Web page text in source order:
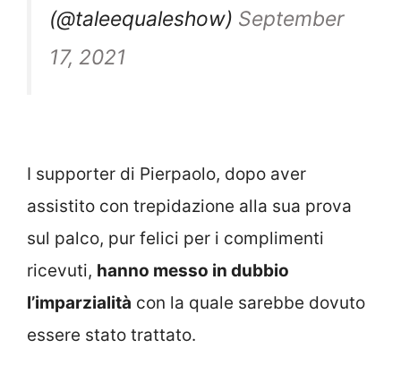
(@taleequaleshow) September
17, 2021
I supporter di Pierpaolo, dopo aver
assistito con trepidazione alla sua prova
sul palco, pur felici per i complimenti
ricevuti, hanno messo in dubbio
l’imparzialità con la quale sarebbe dovuto
essere stato trattato.